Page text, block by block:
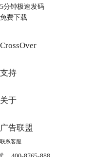
5分钟极速发码
免费下载
CrossOver
支持
关于
广告联盟
联系客服